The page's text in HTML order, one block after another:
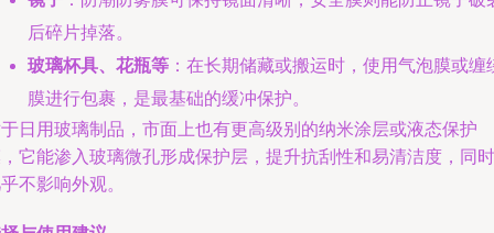
后碎片掉落。
玻璃杯具、花瓶等 ：在长期储藏或搬运时，使用气泡膜或缠
膜进行包裹，是最基础的缓冲保护。
日用玻璃制品，市面上也有更高级别的纳米涂层或液态保护
它能渗入玻璃微孔形成保护层，提升抗刮性和易清洁度，同时
不影响外观。